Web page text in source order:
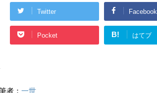
Twitter Facebook
Pocket B! はてブ
者： 一世